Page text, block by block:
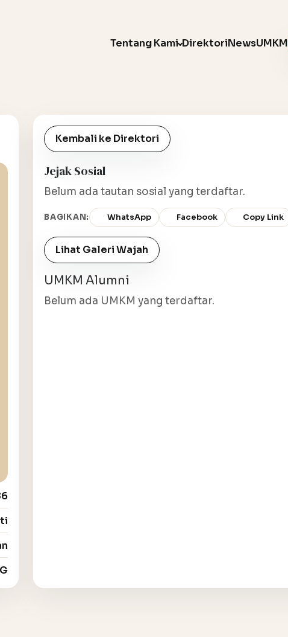
Tentang Kami DirektoriNewsUMKM
Kembali ke Direktori
Jejak Sosial
Belum ada tautan sosial yang terdaftar.
BAGIKAN: WhatsApp Facebook Copy Link
Lihat Galeri Wajah
UMKM Alumni
Belum ada UMKM yang terdaftar.